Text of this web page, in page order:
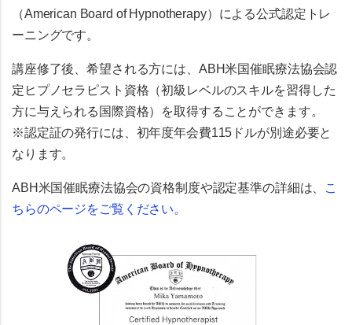
（American Board of Hypnotherapy） による公式認定トレ
ーニングです。
講座修了後、希望される方には、 ABH米国催眠療法協会認
定ヒプノセラピスト資格 （初級レベルのスキルを習得した
方に与えられる国際資格）を取得することができます。
※認定証の発行には、初年度年会費115ドルが別途必要と
なります。
ABH米国催眠療法協会の資格制度や認定基準の詳細は、 こ
ちらのページをご覧ください。